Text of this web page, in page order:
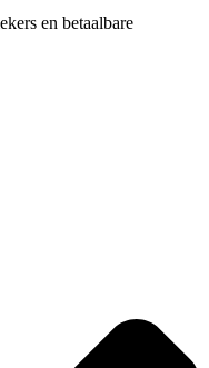
en betaalbare